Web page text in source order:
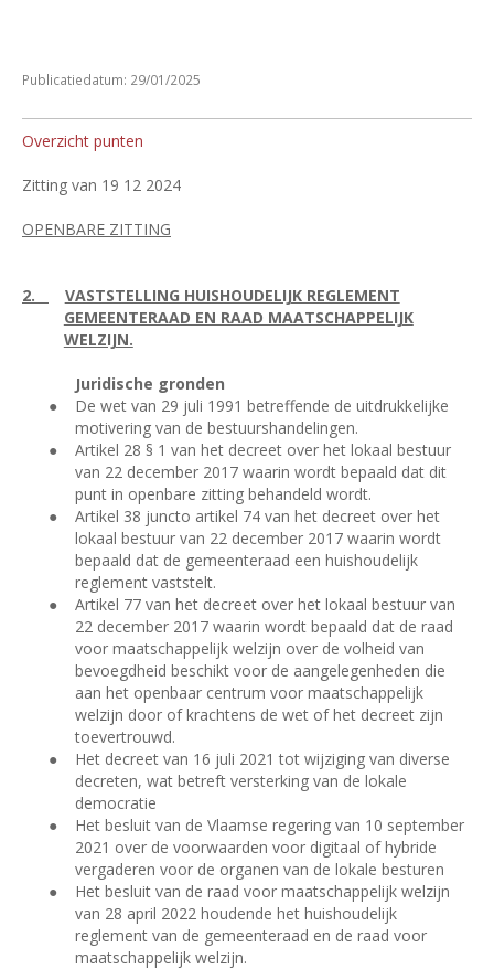
Publicatiedatum: 29/01/2025
Overzicht punten
Zitting van 19 12 2024
OPENBARE ZITTING
2.
VASTSTELLING HUISHOUDELIJK REGLEMENT
GEMEENTERAAD EN RAAD MAATSCHAPPELIJK
WELZIJN.
Juridische gronden
●
De wet van 29 juli 1991 betreffende de uitdrukkelijke
motivering van de bestuurshandelingen.
●
Artikel 28 § 1 van het decreet over het lokaal bestuur
van 22 december 2017 waarin wordt bepaald dat dit
punt in openbare zitting behandeld wordt.
●
Artikel 38 juncto artikel 74 van het decreet over het
lokaal bestuur van 22 december 2017 waarin wordt
bepaald dat de gemeenteraad een huishoudelijk
reglement vaststelt.
●
Artikel 77 van het decreet over het lokaal bestuur van
22 december 2017 waarin wordt bepaald dat de raad
voor maatschappelijk welzijn over de volheid van
bevoegdheid beschikt voor de aangelegenheden die
aan het openbaar centrum voor maatschappelijk
welzijn door of krachtens de wet of het decreet zijn
toevertrouwd.
●
Het decreet van 16 juli 2021 tot wijziging van diverse
decreten, wat betreft versterking van de lokale
democratie
●
Het besluit van de Vlaamse regering van 10 september
2021 over de voorwaarden voor digitaal of hybride
vergaderen voor de organen van de lokale besturen
●
Het besluit van de raad voor maatschappelijk welzijn
van 28 april 2022 houdende het huishoudelijk
reglement van de gemeenteraad en de raad voor
maatschappelijk welzijn.